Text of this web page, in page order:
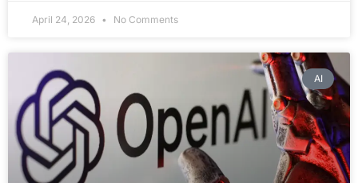
April 24, 2026 No Comments
AI